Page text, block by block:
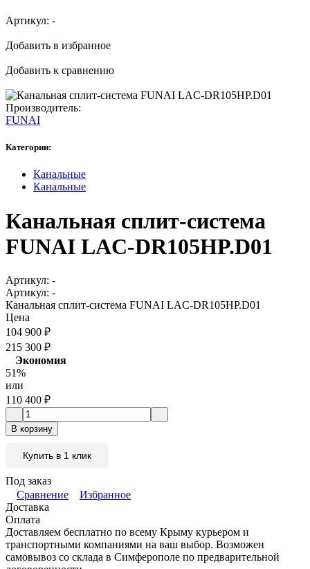
Артикул: -
Добавить в избранное
Добавить к сравнению
Производитель:
FUNAI
Категории:
Канальные
Канальные
Канальная сплит-система
FUNAI LAC-DR105HP.D01
Артикул: -
Артикул: -
Канальная сплит-система FUNAI LAC-DR105HP.D01
Цена
104 900 ₽
215 300 ₽
Экономия
51%
или
110 400 ₽
В корзину
Купить в 1 клик
Под заказ
Сравнение
Избранное
Доставка
Оплата
Доставляем бесплатно по всему Крыму курьером и
транспортными компаниями на ваш выбор. Возможен
самовывоз со склада в Симферополе по предварительной